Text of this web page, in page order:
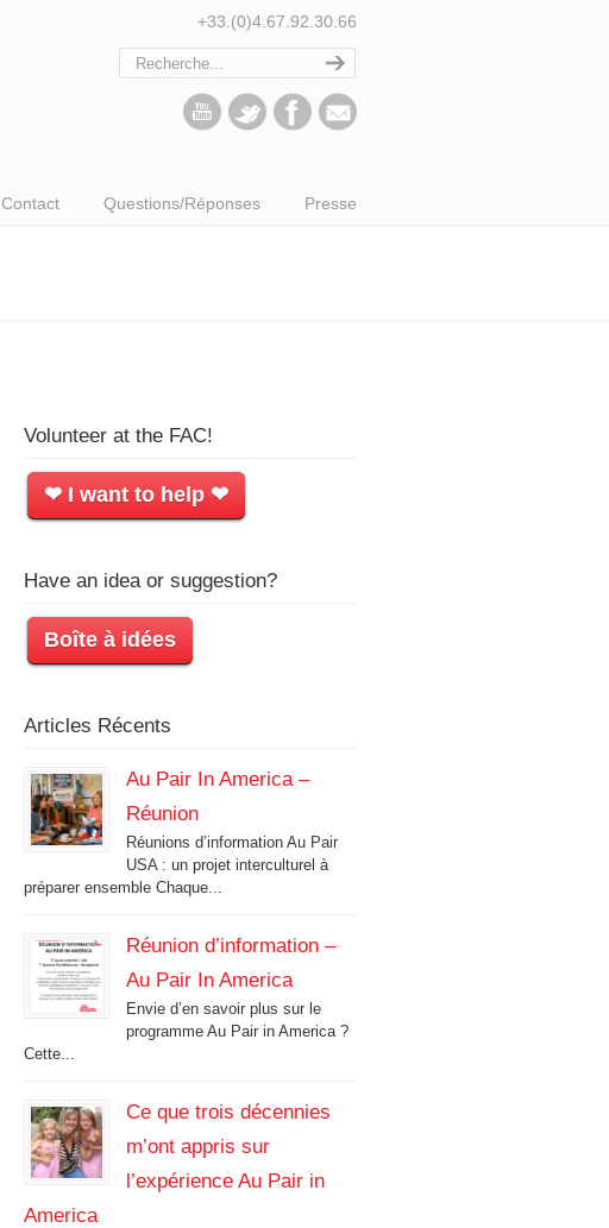
+33.(0)4.67.92.30.66
Contact Questions/Réponses Presse
Volunteer at the FAC!
❤ I want to help ❤
Have an idea or suggestion?
Boîte à idées
Articles Récents
Au Pair In America –
Réunion
Réunions d’information Au Pair
USA : un projet interculturel à
préparer ensemble Chaque...
Réunion d’information –
Au Pair In America
Envie d’en savoir plus sur le
programme Au Pair in America ?
Cette...
Ce que trois décennies
m’ont appris sur
l’expérience Au Pair in
America